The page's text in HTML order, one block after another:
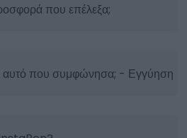
που επέλεξα;
αυτό που συμφώνησα; - Εγγύηση